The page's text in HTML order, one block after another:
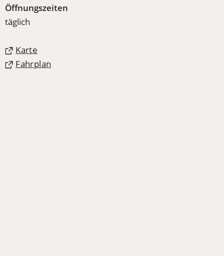
Öffnungszeiten
täglich
Karte
(Öffnet
in Fahrplan
(Öffnet